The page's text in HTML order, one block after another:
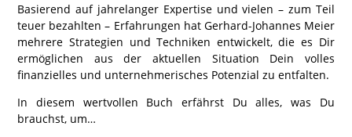
Basierend auf jahrelanger Expertise und vielen – zum Teil
teuer bezahlten – Erfahrungen hat Gerhard-Johannes Meier
mehrere Strategien und Techniken entwickelt, die es Dir
ermöglichen aus der aktuellen Situation Dein volles
finanzielles und unternehmerisches Potenzial zu entfalten.
In diesem wertvollen Buch erfährst Du alles, was Du
brauchst, um…